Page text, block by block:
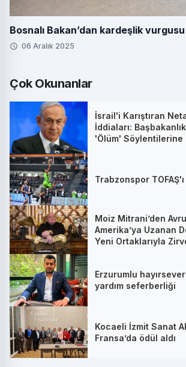
Bosnalı Bakan’dan kardeşlik vurgusu
06 Aralık 2025
Çok Okunanlar
İsrail'i Karıştıran
İddiaları:
'Ölüm' Söylentilerine
Trabzonspor
Moiz Mitrani’den
Amerika’ya Uzanan
Yeni Ortaklarıyla
Erzurumlu
yardım seferberliği
Kocaeli İzmit Sanat
Fransa’da ödül aldı